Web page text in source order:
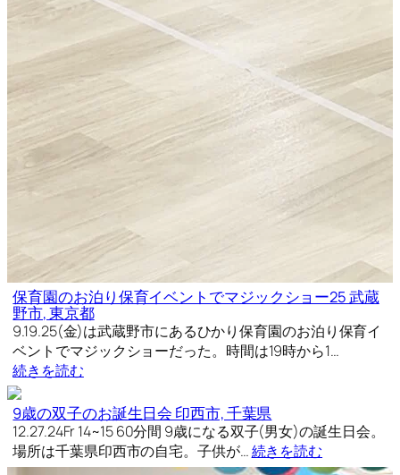
保育園のお泊り保育イベントでマジックショー25 武蔵
野市, 東京都
9.19.25(金)は武蔵野市にあるひかり保育園のお泊り保育イ
ベントでマジックショーだった。時間は19時から1…
続きを読む
9歳の双子のお誕生日会 印西市, 千葉県
12.27.24Fr 14~15 60分間 9歳になる双子(男女)の誕生日会。
場所は千葉県印西市の自宅。子供が…続きを読む